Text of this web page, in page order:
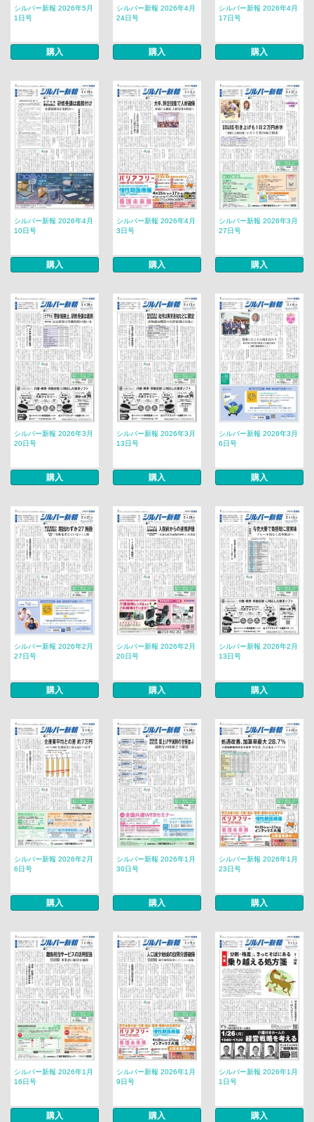
シルバー新報 2026年5月
1日号
購入
シルバー新報 2026年4月
24日号
購入
シルバー新報 2026年4月
17日号
購入
シルバー新報 2026年4月
10日号
購入
シルバー新報 2026年4月
3日号
購入
シルバー新報 2026年3月
27日号
購入
シルバー新報 2026年3月
20日号
購入
シルバー新報 2026年3月
13日号
購入
シルバー新報 2026年3月
6日号
購入
シルバー新報 2026年2月
27日号
購入
シルバー新報 2026年2月
20日号
購入
シルバー新報 2026年2月
13日号
購入
シルバー新報 2026年2月
6日号
購入
シルバー新報 2026年1月
30日号
購入
シルバー新報 2026年1月
23日号
購入
シルバー新報 2026年1月
16日号
購入
シルバー新報 2026年1月
9日号
購入
シルバー新報 2026年1月
1日号
購入